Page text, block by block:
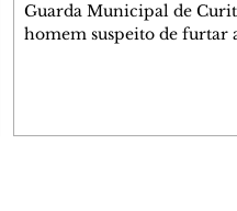
Guarda Municipal de
homem suspeito de furtar